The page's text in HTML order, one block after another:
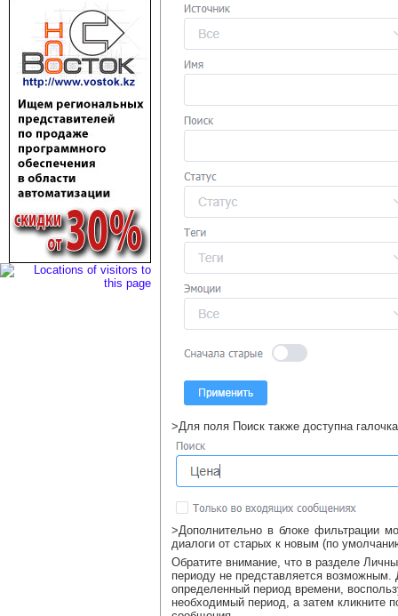
>Для поля Поиск также доступна
>Дополнительно в блоке фильтрации
диалоги от старых к новым (по
Обратите внимание, что в разделе
периоду не представляется
определенный период времени,
необходимый период, а затем кликните